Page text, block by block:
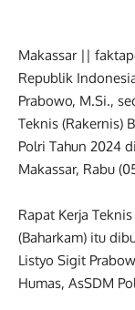
Makassar ||
Republik
Prabowo, M.Si.,
Teknis (Rakernis)
Polri Tahun 2024
Makassar, Rabu
Rapat Kerja
(Baharkam) itu
Listyo Sigit
Humas, AsSDM